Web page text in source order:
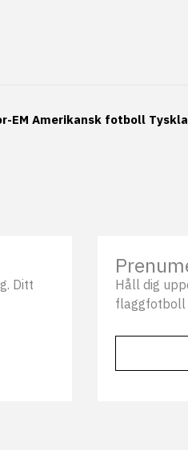
EM Amerikansk fotboll
Ditt
Håll dig
flaggfotboll